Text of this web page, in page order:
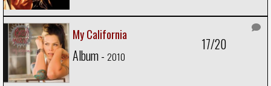
My California
Album - 2010
17/20